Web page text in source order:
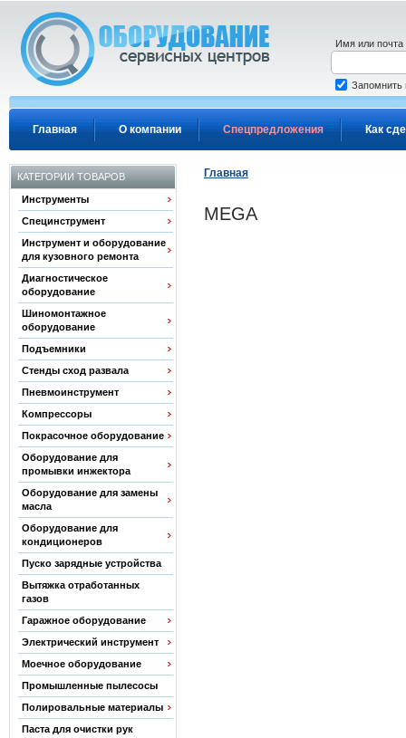
Главная О компании Спецпредложения Как
Имя или почта
Запомнить
КАТЕГОРИИ ТОВАРОВ
Инструменты
Специнструмент
Инструмент и оборудование
для кузовного ремонта
Диагностическое
оборудование
Шиномонтажное
оборудование
Подъемники
Стенды сход развала
Пневмоинструмент
Компрессоры
Покрасочное оборудование
Оборудование для
промывки инжектора
Оборудование для замены
масла
Оборудование для
кондиционеров
Пуско зарядные устройства
Вытяжка отработанных
газов
Гаражное оборудование
Электрический инструмент
Моечное оборудование
Промышленные пылесосы
Полировальные материалы
Паста для очистки рук
Главная
MEGA